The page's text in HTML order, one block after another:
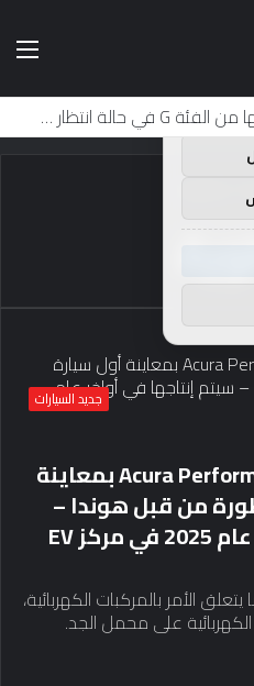
لماذا تم منع النساء من المشاركة في لومان لعقود من الزمن؟
مطورة
جديد السيارات
يقوم Acura Performance EV Concept بمعاينة
من قبل هوندا –
سيتم إنتاجها في أواخر عام 2025 في مركز EV
الأمر بالمركبات الكهربائية،
على محمل الجد.